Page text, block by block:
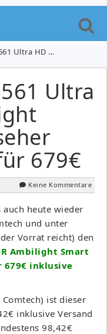
Fernseher Silber (EEK: B) für 679€
Ultra
679€
Keine Kommentare
heute wieder
und unter
Vorrat reicht) den
Ambilight Smart
679€ inklusive
ist dieser
inklusive Versand
98,42€